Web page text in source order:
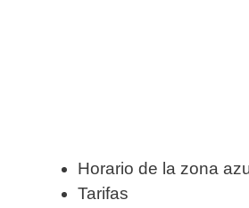
Horario de la zona
Tarifas